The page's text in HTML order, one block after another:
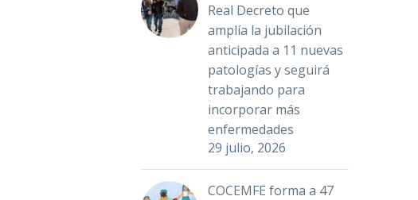
Real Decreto que
amplía la jubilación
anticipada a 11 nuevas
patologías y seguirá
trabajando para
incorporar más
enfermedades
29 julio, 2026
COCEMFE forma a 47